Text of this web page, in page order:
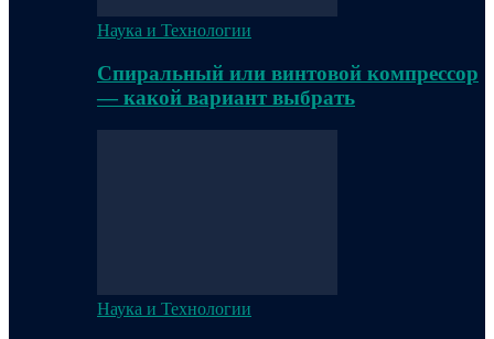
Наука и Технологии
Спиральный или винтовой компрессор
— какой вариант выбрать
Наука и Технологии